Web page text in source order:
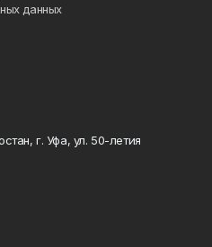
данных
г. Уфа, ул. 50-летия